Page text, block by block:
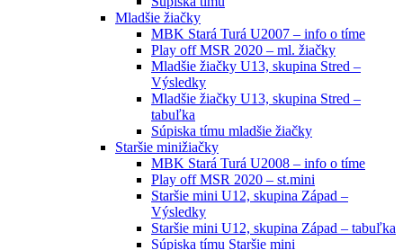
Mladšie žiačky
MBK Stará Turá U2007 – info o tíme
Play off MSR 2020 – ml. žiačky
Mladšie žiačky U13, skupina Stred –
Výsledky
Mladšie žiačky U13, skupina Stred –
tabuľka
Súpiska tímu mladšie žiačky
Staršie minižiačky
MBK Stará Turá U2008 – info o tíme
Play off MSR 2020 – st.mini
Staršie mini U12, skupina Západ –
Výsledky
Staršie mini U12, skupina Západ – tabuľka
Súpiska tímu Staršie mini